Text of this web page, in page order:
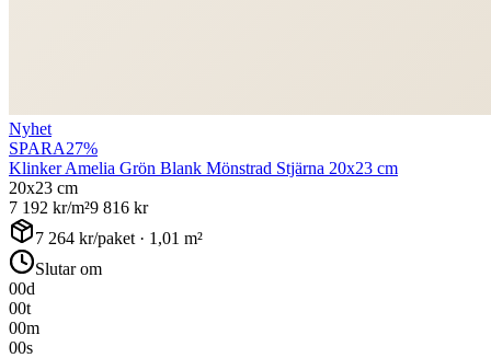
Nyhet
SPARA27%
Klinker Amelia Grön Blank Mönstrad Stjärna 20x23 cm
20x23 cm
7 192 kr/m²9 816 kr
7 264 kr/paket · 1,01 m²
Slutar om
00d
00t
00m
00s